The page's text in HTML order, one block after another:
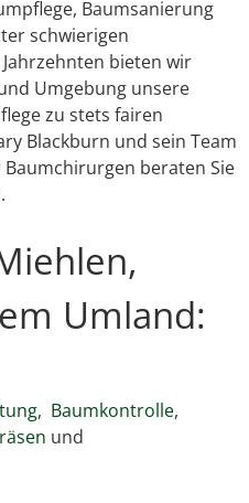
Baumsanierung
schwierigen
bieten wir
Umgebung unsere
zu stets fairen
Blackburn und sein Team
beraten Sie
Umland:
, Baumkontrolle,
und